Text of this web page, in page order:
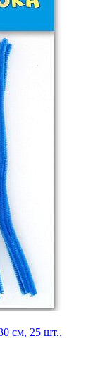
см, 25 шт.,